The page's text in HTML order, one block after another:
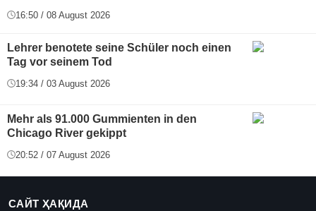
16:50 / 08 August 2026
Lehrer benotete seine Schüler noch einen
Tag vor seinem Tod
19:34 / 03 August 2026
Mehr als 91.000 Gummienten in den
Chicago River gekippt
20:52 / 07 August 2026
САЙТ ҲАҚИДА